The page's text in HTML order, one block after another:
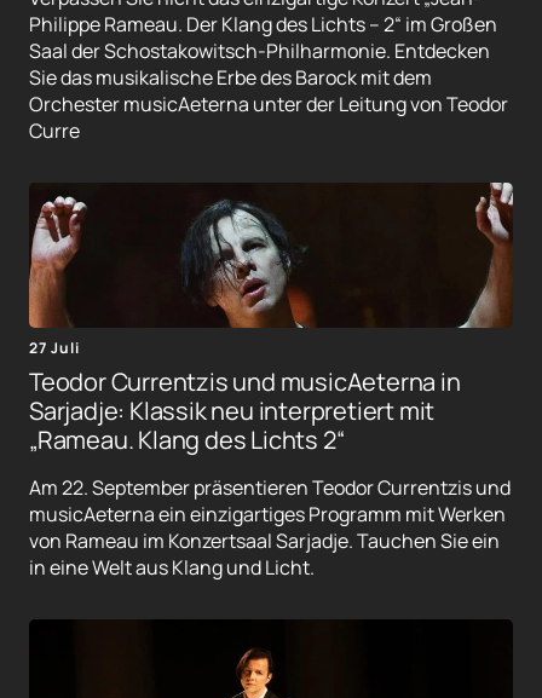
Philippe Rameau. Der Klang des Lichts – 2“ im Großen
Saal der Schostakowitsch-Philharmonie. Entdecken
Sie das musikalische Erbe des Barock mit dem
Orchester musicAeterna unter der Leitung von Teodor
Curre
27 Juli
Teodor Currentzis und musicAeterna in
Sarjadje: Klassik neu interpretiert mit
„Rameau. Klang des Lichts 2“
Am 22. September präsentieren Teodor Currentzis und
musicAeterna ein einzigartiges Programm mit Werken
von Rameau im Konzertsaal Sarjadje. Tauchen Sie ein
in eine Welt aus Klang und Licht.